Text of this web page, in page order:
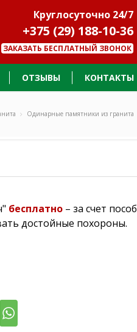
Круглосуточно 24/7
+375 (29) 188-10-36
ЗАКАЗАТЬ БЕСПЛАТНЫЙ ЗВОНОК
ОТЗЫВЫ КОНТАКТЫ
Одинарные памятники из гранита
бесплатно – за счет
достойные похороны.